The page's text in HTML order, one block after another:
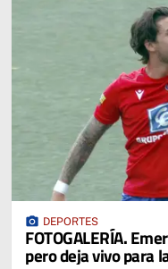
photo_camera DEPORTES
FOTOGALERÍA.
pero deja vivo para